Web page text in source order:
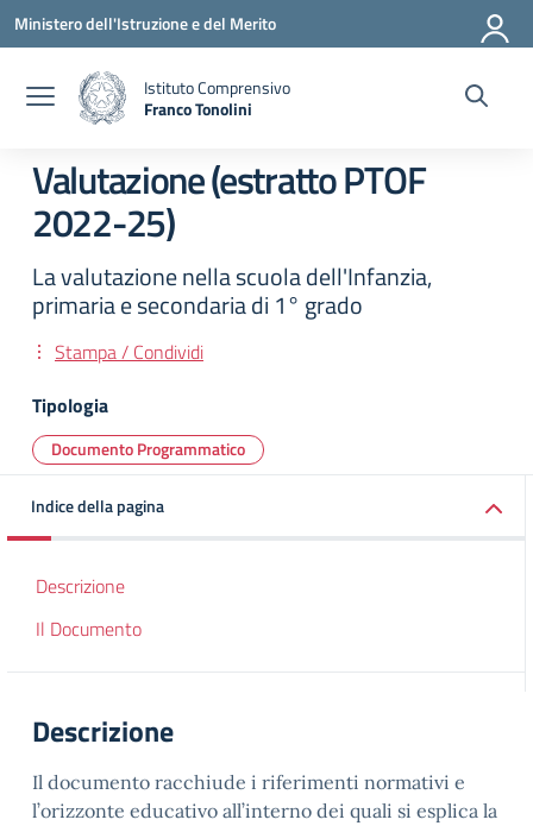
Vai ai contenuti
Vai al menu di navigazione
Vai al footer
Ministero dell'Istruzione e del Merito
Istituto Comprensivo
Franco Tonolini
Valutazione (estratto PTOF
2022-25)
La valutazione nella scuola dell'Infanzia,
primaria e secondaria di 1° grado
Stampa / Condividi
Tipologia
Documento Programmatico
Indice della pagina
Descrizione
Il Documento
Descrizione
Il documento racchiude i riferimenti normativi e
l’orizzonte educativo all’interno dei quali si esplica la